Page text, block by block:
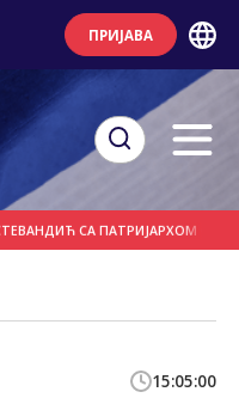
ПРИЈАВА
СА ПАТРИЈАРХОМ О
15:05:00